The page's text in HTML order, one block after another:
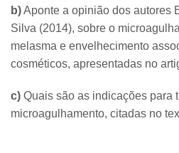
b)Aponte a opinião dos autores
Silva (2014), sobre o
melasma e envelhecimento
cosméticos, apresentadas no
c) Quais são as indicações para
microagulhamento, citadas no